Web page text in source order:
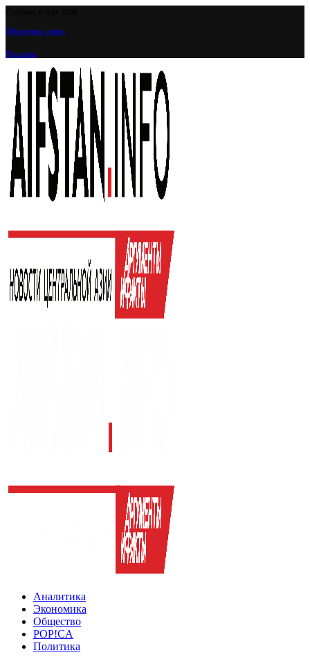
Обратная связь
Реклама
Аналитика
Экономика
Общество
POP!CA
Политика